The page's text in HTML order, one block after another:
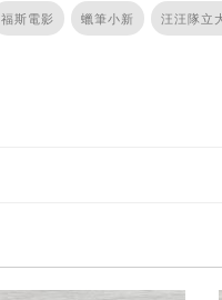
福斯電影 蠟筆小新 汪汪隊立